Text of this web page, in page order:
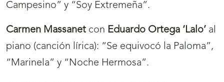
Campesino” y “Soy Extremeña”.
Carmen Massanet con Eduardo Ortega ‘Lalo’ al
piano (canción lírica): “Se equivocó la Paloma”,
“Marinela” y “Noche Hermosa”.